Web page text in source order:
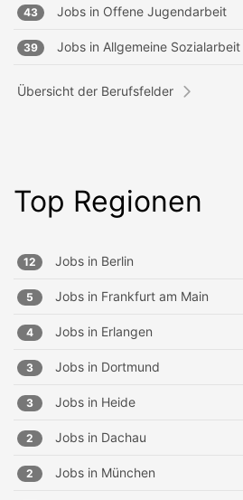
43 Jobs in Offene Jugendarbeit
39 Jobs in Allgemeine Sozialarbeit
Übersicht der Berufsfelder
Top Regionen
12 Jobs in Berlin
5 Jobs in Frankfurt am Main
4 Jobs in Erlangen
3 Jobs in Dortmund
3 Jobs in Heide
2 Jobs in Dachau
2 Jobs in München